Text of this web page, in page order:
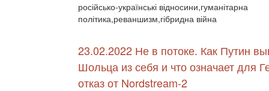
російсько-українські відносини,гуманітарна
політика,реваншизм,гібридна війна
23.02.2022 Не в потоке. Как Путин
Шольца из себя и что означает для
отказ от Nordstream-2